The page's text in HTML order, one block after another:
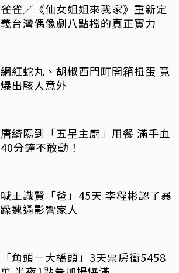
雀雀／《仙女姐姐來我家》重新定
義台灣偶像劇八點檔的真正實力
網紅蛇丸、胡椒西門町開箱扭蛋 竟
爆出駭人意外
唐綺陽到「五星主廚」用餐 滿手血
40分鐘不敢動！
喊王識賢「爸」45天 李程彬認了暴
躁邋遢影響家人
「角頭－大橋頭」3天票房衝5458